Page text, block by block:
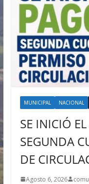
MUNICIPAL NACIONAL
SE INICIÓ
SEGUNDA
DE
Agosto 6, 2026